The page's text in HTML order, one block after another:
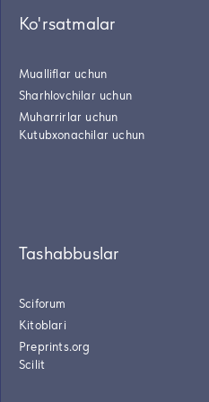
Ko'rsatmalar
Mualliflar uchun
Sharhlovchilar uchun
Muharrirlar uchun
Kutubxonachilar uchun
Tashabbuslar
Sciforum
Kitoblari
Preprints.org
Scilit